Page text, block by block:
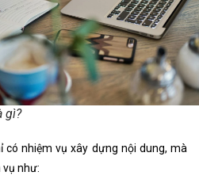
gì?
có nhiệm vụ xây dựng nội dung, mà
vụ như: